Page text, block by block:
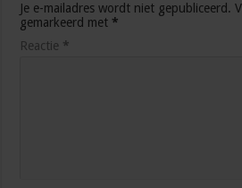
Je e-mailadres wordt niet gepubliceerd.
gemarkeerd met *
Reactie *